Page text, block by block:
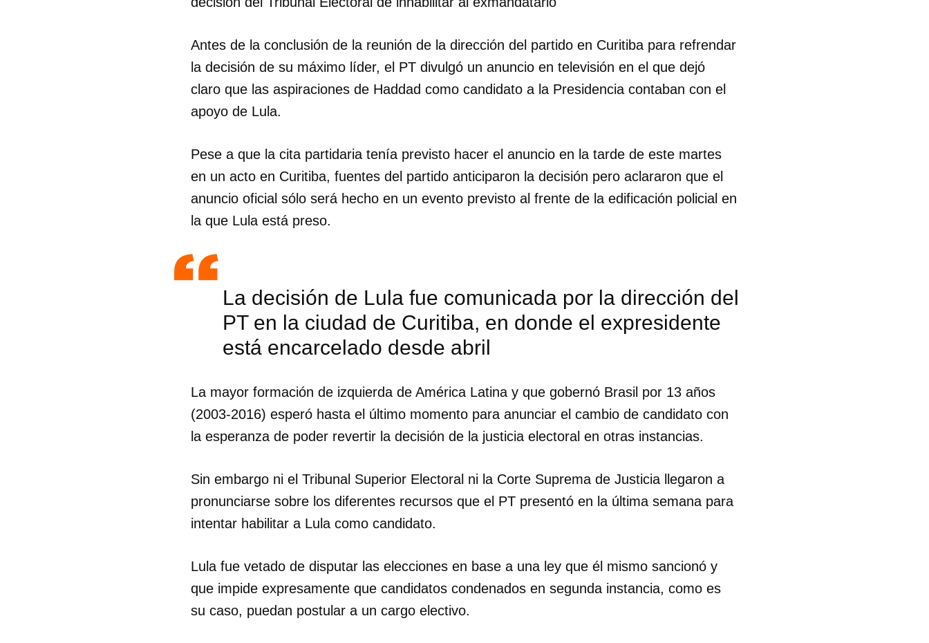
Para poder guardar como favorito, primero has de iniciar sesión con tu
cuenta de 14ymedio.
Antes de la conclusión de la reunión de la dirección del partido en Curitiba para refrendar
la decisión de su máximo líder, el PT divulgó un anuncio en televisión en el que dejó
claro que las aspiraciones de Haddad como candidato a la Presidencia contaban con el
apoyo de Lula.
Pese a que la cita partidaria tenía previsto hacer el anuncio en la tarde de este martes
en un acto en Curitiba, fuentes del partido anticiparon la decisión pero aclararon que el
anuncio oficial sólo será hecho en un evento previsto al frente de la edificación policial en
la que Lula está preso.
La decisión de Lula fue comunicada por la dirección del
PT en la ciudad de Curitiba, en donde el expresidente
está encarcelado desde abril
La mayor formación de izquierda de América Latina y que gobernó Brasil por 13 años
(2003-2016) esperó hasta el último momento para anunciar el cambio de candidato con
la esperanza de poder revertir la decisión de la justicia electoral en otras instancias.
Sin embargo ni el Tribunal Superior Electoral ni la Corte Suprema de Justicia llegaron a
pronunciarse sobre los diferentes recursos que el PT presentó en la última semana para
intentar habilitar a Lula como candidato.
Lula fue vetado de disputar las elecciones en base a una ley que él mismo sancionó y
que impide expresamente que candidatos condenados en segunda instancia, como es
su caso, puedan postular a un cargo electivo.